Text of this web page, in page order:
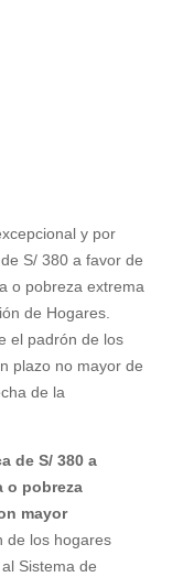
y por
S/ 380 a favor de
o pobreza extrema
de Hogares.
el padrón de los
plazo no mayor de
de la
de S/ 380 a
o pobreza
mayor
de los hogares
Sistema de